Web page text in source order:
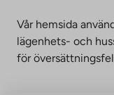
Vår hemsida
lägenhets- och
för